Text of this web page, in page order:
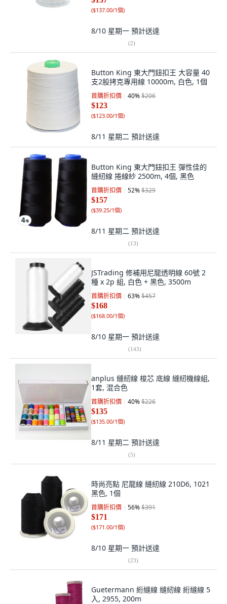
($137.00/1個)
8/10 星期一 預計送達
(2)
Button King 東大門鈕扣王 大容量 40
支2股拷克專用線 10000m, 白色, 1個
首購折扣價 40%$206
$123
($123.00/1個)
8/11 星期二 預計送達
Button King 東大門鈕扣王 彈性佳的
縫紉線 捲線紗 2500m, 4個, 黑色
首購折扣價 52%$329
$157
($39.25/1個)
8/11 星期二 預計送達
(13)
JSTrading 修補用尼龍透明線 60號 2
種 x 2p 組, 白色 + 黑色, 3500m
首購折扣價 63%$457
$168
($168.00/1個)
8/10 星期一 預計送達
(143)
anplus 縫紉線 梭芯 底線 縫紉機線組,
1套, 混合色
首購折扣價 40%$226
$135
($135.00/1個)
8/11 星期二 預計送達
(5)
時尚亮點 尼龍線 縫紉線 210D6, 1021
黑色, 1個
首購折扣價 56%$391
$171
($171.00/1個)
8/10 星期一 預計送達
(23)
Guetermann 絎縫線 縫紉線 絎縫線 5
入, 2955, 200m